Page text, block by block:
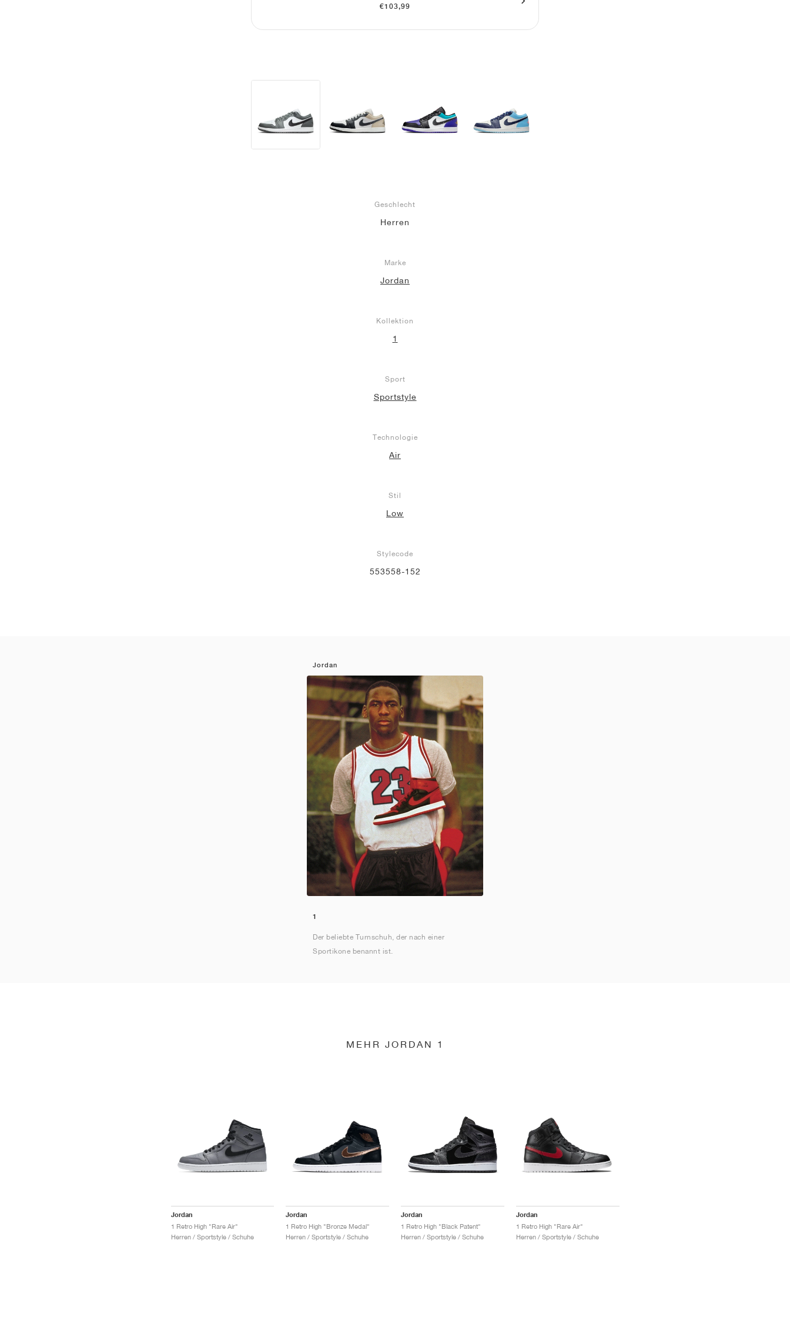
€103,99
Geschlecht
Herren
Marke
Jordan
Kollektion
1
Sport
Sportstyle
Technologie
Air
Stil
Low
Stylecode
553558-152
Jordan
1
Der beliebte Turnschuh, der nach einer
Sportikone benannt ist.
MEHR JORDAN 1
Jordan
1 Retro High "Rare Air"
Herren / Sportstyle / Schuhe
Jordan
1 Retro High "Bronze Medal"
Herren / Sportstyle / Schuhe
Jordan
1 Retro High "Black Patent"
Herren / Sportstyle / Schuhe
Jordan
1 Retro High "Rare Air"
Herren / Sportstyle / Schuhe